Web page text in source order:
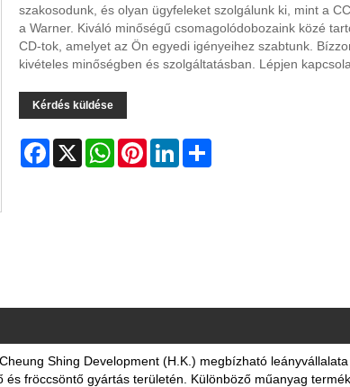
szakosodunk, és olyan ügyfeleket szolgálunk ki, mint a
a Warner. Kiváló minőségű csomagolódobozaink közé
CD-tok, amelyet az Ön egyedi igényeihez szabtunk.
kivételes minőségben és szolgáltatásban. Lépjen
Kérdés küldése
Facebook
X WhatsAppPinterestLinkedInShare
Shing Development (H.K.) megbízható
fröccsöntő gyártás területén. Különböző műanyag